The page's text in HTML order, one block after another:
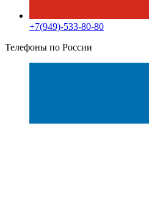
+7(949)-533-80-80
Телефоны по России